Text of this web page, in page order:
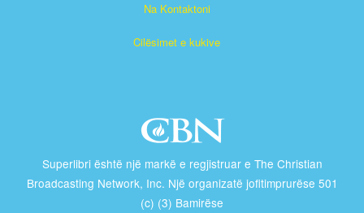
Na Kontaktoni
Cilësimet e kukive
Superlibri është një markë e regjistruar e The Christian
Broadcasting Network, Inc. Një organizatë jofitimprurëse 501
(c) (3) Bamirëse